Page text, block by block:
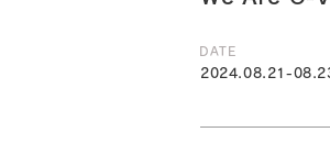
2024.08.21-
DATE